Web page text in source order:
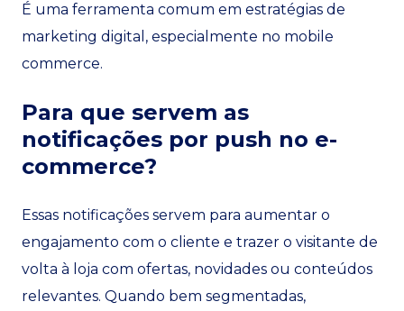
É uma ferramenta comum em estratégias de
marketing digital, especialmente no mobile
commerce.
Para que servem as
notificações por push no e-
commerce?
Essas notificações servem para aumentar o
engajamento com o cliente e trazer o visitante de
volta à loja com ofertas, novidades ou conteúdos
relevantes. Quando bem segmentadas,